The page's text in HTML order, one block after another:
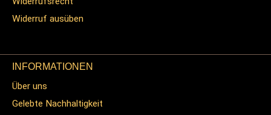
Widerruf ausüben
INFORMATIONEN
Über uns
Gelebte Nachhaltigkeit